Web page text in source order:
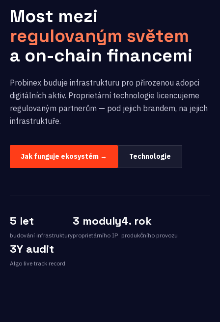
Most mezi
regulovaným světem
a on-chain financemi
Probinex buduje infrastrukturu pro přirozenou adopci
digitálních aktiv. Proprietární technologie licencujeme
regulovaným partnerům — pod jejich brandem, na jejich
infrastruktuře.
Jak funguje ekosystém → Technologie
5 let
budování infrastruktury
3 moduly
proprietárního IP
4. rok
produkčního provozu
3Y audit
Algo live track record